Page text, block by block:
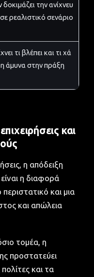
δοκιμάζει την ανίχνευ
ρεαλιστικό σενάριο
τι βλέπει και τι χά
η άμυνα στην πράξη
και
η απόδειξη
η διαφορά
και μια
και απώλεια
τομέα, η
προστατεύει
και τα